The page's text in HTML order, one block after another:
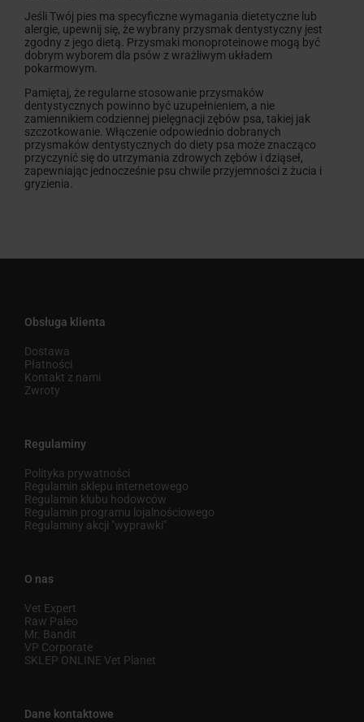
Jeśli Twój pies ma specyficzne wymagania dietetyczne lub
alergie, upewnij się, że wybrany przysmak dentystyczny jest
zgodny z jego dietą. Przysmaki monoproteinowe mogą być
dobrym wyborem dla psów z wrażliwym układem
pokarmowym.
Pamiętaj, że regularne stosowanie przysmaków
dentystycznych powinno być uzupełnieniem, a nie
zamiennikiem codziennej pielęgnacji zębów psa, takiej jak
szczotkowanie. Włączenie odpowiednio dobranych
przysmaków dentystycznych do diety psa może znacząco
przyczynić się do utrzymania zdrowych zębów i dziąseł,
zapewniając jednocześnie psu chwile przyjemności z żucia i
gryzienia.
Obsługa klienta
Dostawa
Płatności
Kontakt z nami
Zwroty
Regulaminy
Polityka prywatności
Regulamin sklepu internetowego
Regulamin klubu hodowców
Regulamin programu lojalnościowego
Regulaminy akcji "wyprawki"
O nas
Vet Expert
Raw Paleo
Mr. Bandit
VP Corporate
SKLEP ONLINE Vet Planet
Dane kontaktowe